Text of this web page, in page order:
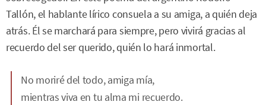
Tallón, el hablante lírico consuela a su amiga, a quién deja
atrás. Él se marchará para siempre, pero vivirá gracias al
recuerdo del ser querido, quién lo hará inmortal.
No moriré del todo, amiga mía,
mientras viva en tu alma mi recuerdo.